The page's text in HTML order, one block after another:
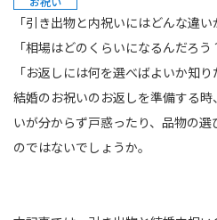
「引き出物と内祝いにはどんな違い
「相場はどのくらいになるんだろう
「お返しには何を選べばよいか知り
結婚のお祝いのお返しを準備する
いが分からず戸惑ったり、品物の
のではないでしょうか。